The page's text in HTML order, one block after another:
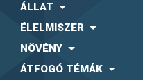
ÁLLAT
ÉLELMISZER
NÖVÉNY
ÁTFOGÓ TÉMÁK